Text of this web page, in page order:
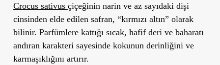
Crocus sativus çiçeğinin narin ve az sayıdaki dişi
cinsinden elde edilen safran, “kırmızı altın” olarak
bilinir. Parfümlere kattığı sıcak, hafif deri ve baharatı
andıran karakteri sayesinde kokunun derinliğini ve
karmaşıklığını artırır.